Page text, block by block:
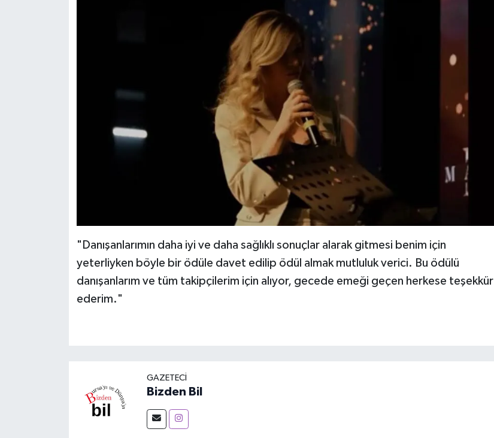
"Danışanlarımın daha iyi ve daha sağlıklı sonuçlar alarak gitmesi benim için
yeterliyken böyle bir ödüle davet edilip ödül almak mutluluk verici. Bu ödülü
danışanlarım ve tüm takipçilerim için alıyor, gecede emeği geçen herkese teşekkür
ederim."
GAZETECI
Bizden Bil